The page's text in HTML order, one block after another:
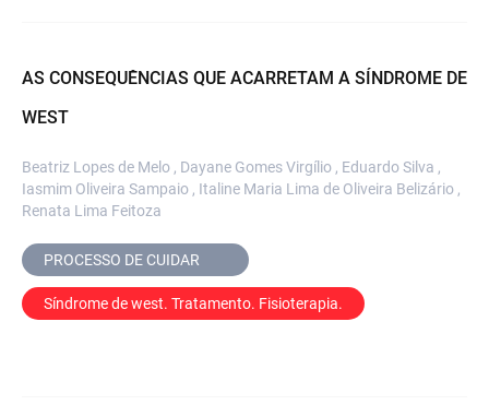
AS CONSEQUÊNCIAS QUE ACARRETAM A SÍNDROME DE
WEST
Beatriz Lopes de Melo , Dayane Gomes Virgílio , Eduardo Silva ,
Iasmim Oliveira Sampaio , Italine Maria Lima de Oliveira Belizário ,
Renata Lima Feitoza
Síndrome de west. Tratamento. Fisioterapia.